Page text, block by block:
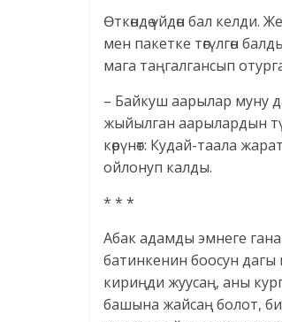
Өткөндө үйдөн бал
мен пакетке төгүлгөн
мага таңгалгансып
– Байкуш аарылар муну
жыйылган аарылардын
көрүнөт: Кудай-таала
ойлонуп калды.
* * *
Абак адамды эмнеге гана
батинкенин боосун
кириңди жуусаң, аны
башына жайсаң болот,